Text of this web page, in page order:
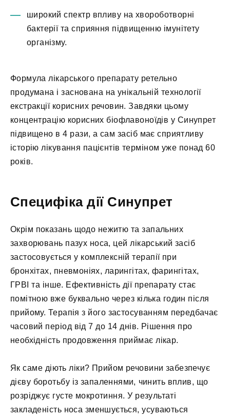
широкий спектр впливу на хвороботворні
бактерії та сприяння підвищенню імунітету
організму.
Формула лікарського препарату ретельно
продумана і заснована на унікальній технології
екстракції корисних речовин. Завдяки цьому
концентрацію корисних біофлавоноїдів у Синупрет
підвищено в 4 рази, а сам засіб має сприятливу
історію лікування пацієнтів терміном уже понад 60
років.
Специфіка дії Синупрет
Окрім показань щодо нежитю та запальних
захворювань пазух носа, цей лікарський засіб
застосовується у комплексній терапії при
бронхітах, пневмоніях, ларингітах, фарингітах,
ГРВІ та інше. Ефективність дії препарату стає
помітною вже буквально через кілька годин після
прийому. Терапія з його застосуванням передбачає
часовий період від 7 до 14 днів. Рішення про
необхідність продовження приймає лікар.
Як саме діють ліки? Прийом речовини забезпечує
дієву боротьбу із запаленнями, чинить вплив, що
розріджує густе мокротиння. У результаті
закладеність носа зменшується, усуваються